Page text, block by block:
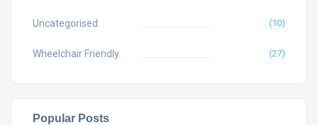
Uncategorised (10)
Wheelchair Friendly (27)
Popular Posts